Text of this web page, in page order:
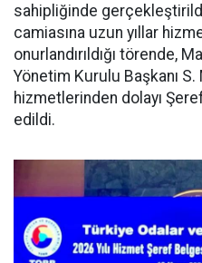
sahipliğinde
camiasına uzun yıllar
onurlandırıldığı törende,
Yönetim Kurulu Başkanı S.
hizmetlerinden dolayı
edildi.